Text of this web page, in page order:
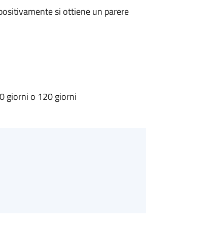
si ottiene un parere
giorni o 120 giorni